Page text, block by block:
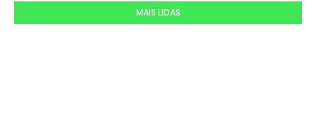
MAIS LIDAS